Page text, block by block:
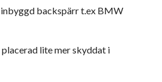
backspärr t.ex BMW
lite mer skyddat i